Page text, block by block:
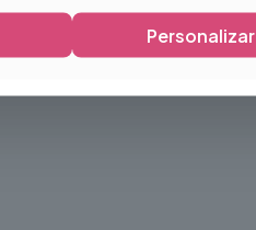
Personalizar